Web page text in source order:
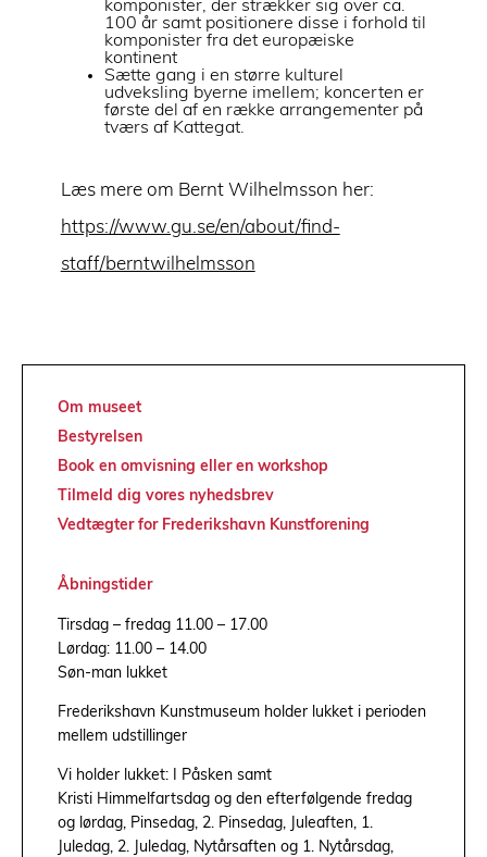
komponister, der strækker sig over ca.
100 år samt positionere disse i forhold til
komponister fra det europæiske
kontinent
Sætte gang i en større kulturel
udveksling byerne imellem; koncerten er
første del af en række arrangementer på
tværs af Kattegat.
Læs mere om Bernt Wilhelmsson her:
https://www.gu.se/en/about/find-
staff/berntwilhelmsson
Om museet
Bestyrelsen
Book en omvisning eller en workshop
Tilmeld dig vores nyhedsbrev
Vedtægter for Frederikshavn Kunstforening
Åbningstider
Tirsdag – fredag 11.00 – 17.00
Lørdag: 11.00 – 14.00
Søn-man lukket
Frederikshavn Kunstmuseum holder lukket i perioden
mellem udstillinger
Vi holder lukket: I Påsken samt
Kristi Himmelfartsdag og den efterfølgende fredag
og lørdag, Pinsedag, 2. Pinsedag, Juleaften, 1.
Juledag, 2. Juledag, Nytårsaften og 1. Nytårsdag,